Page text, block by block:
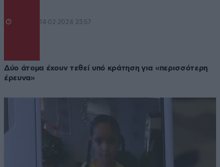
14·02·2024 23:57
Δύο άτομα έχουν τεθεί υπό κράτηση για «περισσότερη
έρευνα»